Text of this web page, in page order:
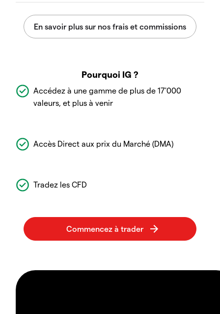
Pourquoi IG ?
Accédez à une gamme de plus de 17'000
valeurs, et plus à venir
Accès Direct aux prix du Marché (DMA)
Tradez les CFD